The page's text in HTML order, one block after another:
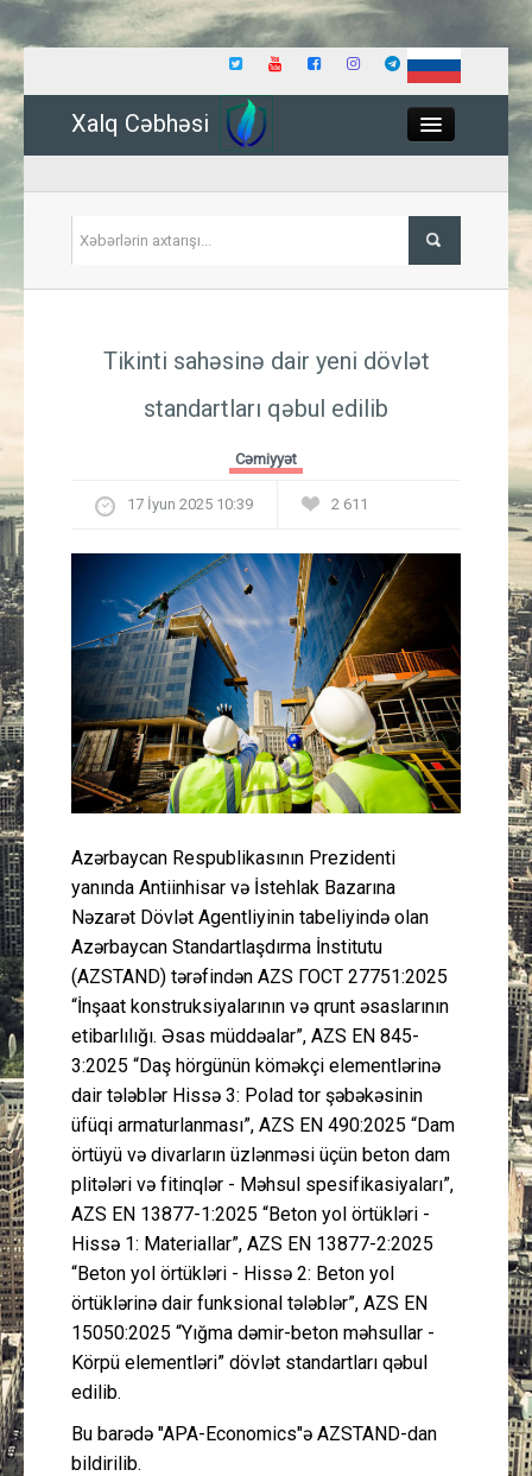
Xalq Cəbhəsi
İqtisadiyyat
Güney Azərbaycan
Mədəniyyət
Müsahibə
İdman
Layihə
Gündəm
Cəmiyyət
Peşə etikası
Əlaqə
Tikinti sahəsinə dair yeni dövlət
standartları qəbul edilib
Cəmiyyət
17 İyun 2025 10:39 2 611
Azərbaycan Respublikasının Prezidenti
yanında Antiinhisar və İstehlak Bazarına
Nəzarət Dövlət Agentliyinin tabeliyində olan
Azərbaycan Standartlaşdırma İnstitutu
(AZSTAND) tərəfindən AZS ГОСТ 27751:2025
“İnşaat konstruksiyalarının və qrunt əsaslarının
etibarlılığı. Əsas müddəalar”, AZS EN 845-
3:2025 “Daş hörgünün köməkçi elementlərinə
dair tələblər Hissə 3: Polad tor şəbəkəsinin
üfüqi armaturlanması”, AZS EN 490:2025 “Dam
örtüyü və divarların üzlənməsi üçün beton dam
plitələri və fitinqlər - Məhsul spesifikasiyaları”,
AZS EN 13877-1:2025 “Beton yol örtükləri -
Hissə 1: Materiallar”, AZS EN 13877-2:2025
“Beton yol örtükləri - Hissə 2: Beton yol
örtüklərinə dair funksional tələblər”, AZS EN
15050:2025 “Yığma dəmir-beton məhsullar -
Körpü elementləri” dövlət standartları qəbul
edilib.
Bu barədə "APA-Economics"ə AZSTAND-dan
bildirilib.